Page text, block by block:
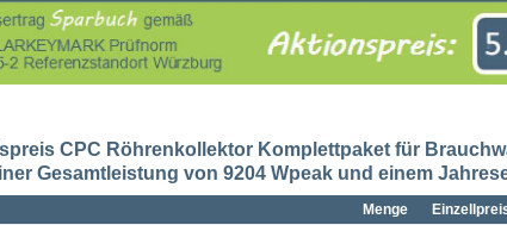
CPC Röhrenkollektor Komplettpaket für
Gesamtleistung von 9204 Wpeak und einem
Menge